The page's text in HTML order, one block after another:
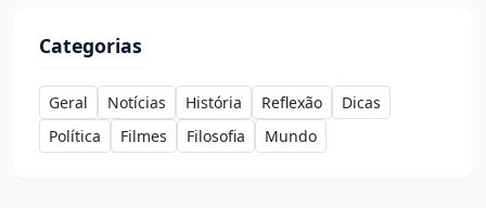
Categorias
Geral Notícias História Reflexão
Dicas
Política
Filmes Filosofia Mundo